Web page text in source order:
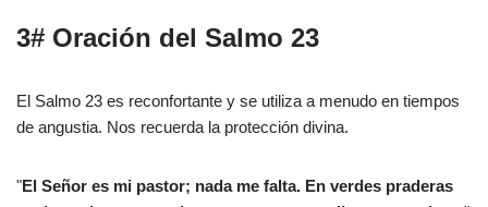
3# Oración del Salmo 23
El Salmo 23 es reconfortante y se utiliza a menudo en tiempos
de angustia. Nos recuerda la protección divina.
"El Señor es mi pastor; nada me falta. En verdes praderas